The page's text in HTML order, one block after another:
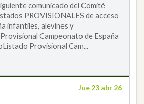
comunicado del Comité
PROVISIONALES de acceso
infantiles, alevines y
Campeonato de España
Provisional Cam...
Jue 23 abr 26